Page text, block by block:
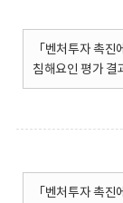
「벤처투자 촉
침해요인 평가 결
「벤처투자 촉